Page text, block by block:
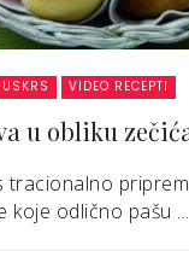
USKRS VIDEO RECEPTI
u obliku
tracionalno
koje odlično pašu ...